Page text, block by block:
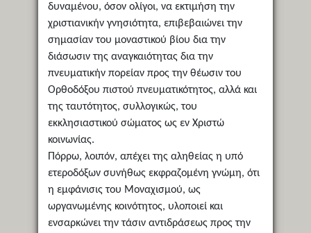
δυναμένου, όσον ολίγοι, να εκτιμήση την
χριστιανικήν γνησιότητα, επιβεβαιώνει την
σημασίαν του μοναστικού βίου δια την
διάσωσιν της αναγκαιότητας δια την
πνευματικήν πορείαν προς την θέωσιν του
Ορθοδόξου πιστού πνευματικότητος, αλλά και
της ταυτότητος, συλλογικώς, του
εκκλησιαστικού σώματος ως εν Χριστώ
κοινωνίας.
Πόρρω, λοιπόν, απέχει της αληθείας η υπό
ετεροδόξων συνήθως εκφραζομένη γνώμη, ότι
η εμφάνισις του Μοναχισμού, ως
ωργανωμένης κοινότητος, υλοποιεί και
ενσαρκώνει την τάσιν αντιδράσεως προς την